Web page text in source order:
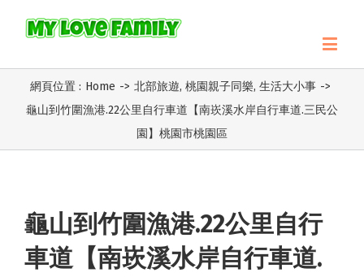
網頁位置 : Home -> 北部旅遊, 桃園親子同樂, 生活大小事 ->
龜山到竹圍漁港.22公里自行車道【南崁溪水岸自行車道.三民公
園】桃園市桃園區
龜山到竹圍漁港.22公里自行
車道【南崁溪水岸自行車道.